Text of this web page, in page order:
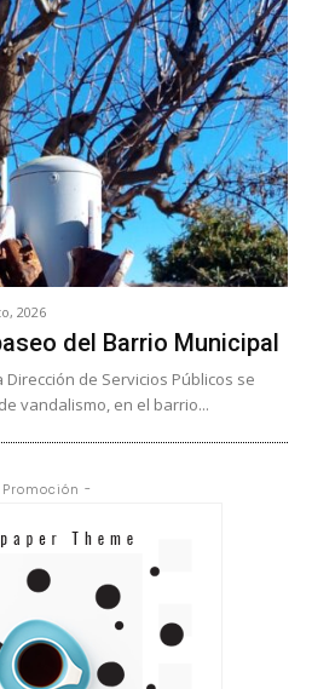
2026
del Barrio Municipal
de Servicios Públicos se
vandalismo, en el barrio...
-